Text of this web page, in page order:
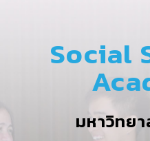
Social
มหาวิทยา